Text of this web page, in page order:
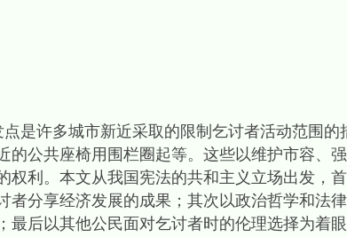
许多城市新近采取的限制乞讨者活动范围的
公共座椅用围栏圈起等。这些以维护市容、
利。本文从我国宪法的共和主义立场出发，
分享经济发展的成果；其次以政治哲学和法
后以其他公民面对乞讨者时的伦理选择为着